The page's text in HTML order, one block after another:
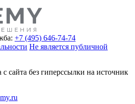
+7 (495) 646-74-74
Не является публичной
сайта без гиперссылки на источник